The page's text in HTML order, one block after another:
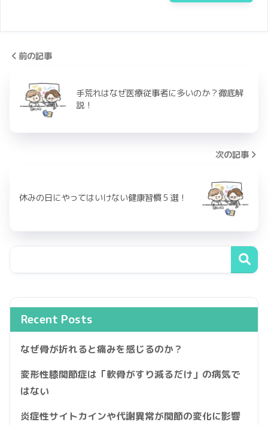
前の記事
手荒れはなぜ医療従事者に多いのか？徹底解
説！
次の記事
休みの日にやってはいけない健康習慣５選！
Recent Posts
なぜ骨が折れると痛みを感じるのか？
変形性膝関節症は「軟骨がすり減るだけ」の病気で
はない
炎症性サイトカインや代謝異常が関節の変化に影響